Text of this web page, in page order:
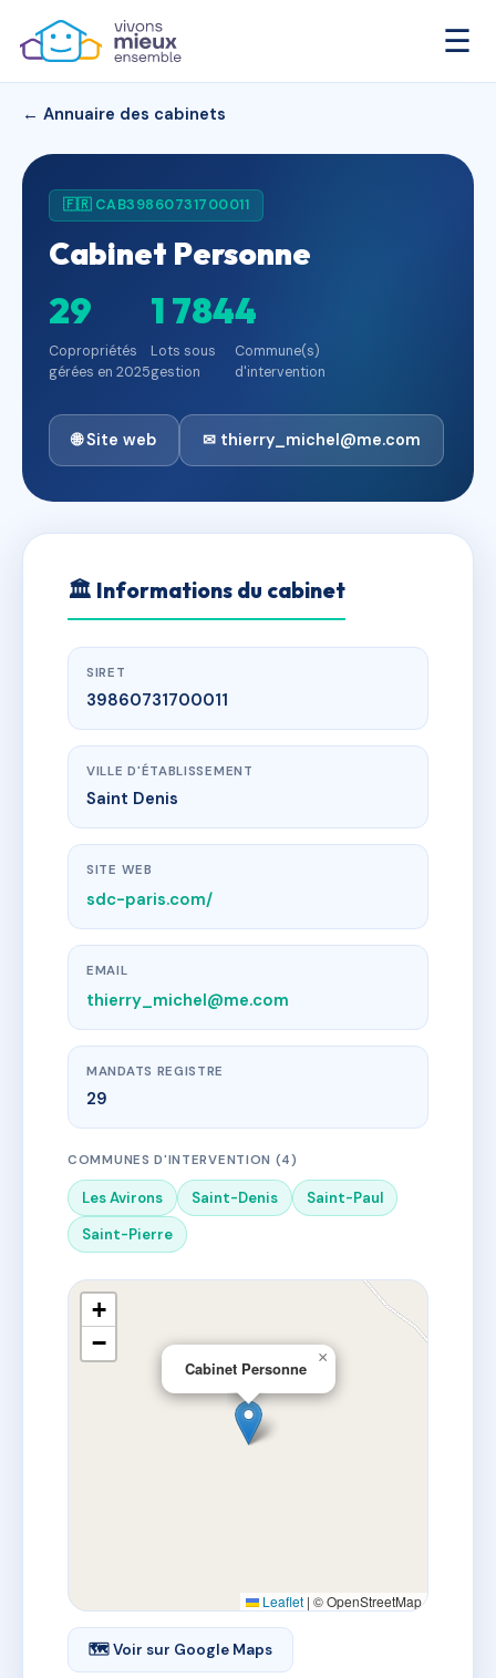
☰
← Annuaire des cabinets
🇫🇷 CAB39860731700011
Cabinet Personne
29
Copropriétés
gérées en 2025
1 784
Lots sous
gestion
4
Commune(s)
d'intervention
🌐 Site web ✉ thierry_michel@me.com
🏛 Informations du cabinet
SIRET
39860731700011
VILLE D'ÉTABLISSEMENT
Saint Denis
SITE WEB
sdc-paris.com/
EMAIL
thierry_michel@me.com
MANDATS REGISTRE
29
COMMUNES D'INTERVENTION (4)
Les Avirons Saint-Denis
Saint-Paul
Saint-Pierre
Cabinet Personne
×
+
−
Leaflet | © OpenStreetMap
🗺 Voir sur Google Maps